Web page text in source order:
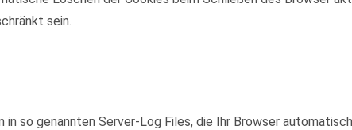
sein.
so genannten Server-Log Files, die Ihr Browser